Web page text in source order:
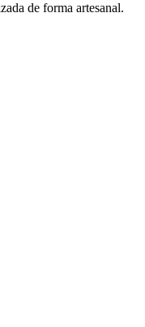
de forma artesanal.